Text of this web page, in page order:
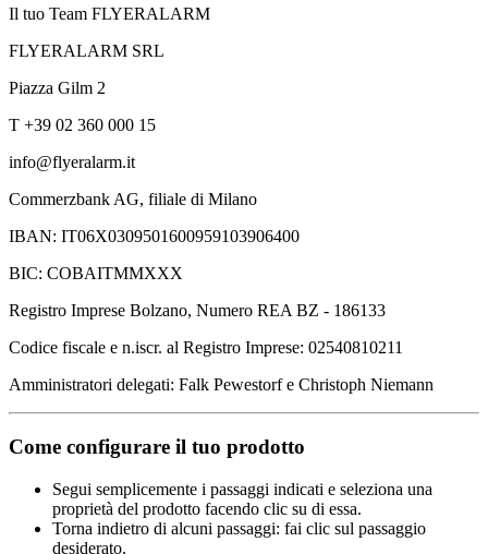
Il tuo Team FLYERALARM
FLYERALARM SRL
Piazza Gilm 2
T +39 02 360 000 15
info@flyeralarm.it
Commerzbank AG, filiale di Milano
IBAN: IT06X0309501600959103906400
BIC: COBAITMMXXX
Registro Imprese Bolzano, Numero REA BZ - 186133
Codice fiscale e n.iscr. al Registro Imprese: 02540810211
Amministratori delegati: Falk Pewestorf e Christoph Niemann
Come configurare il tuo prodotto
Segui semplicemente i passaggi indicati e seleziona una
proprietà del prodotto facendo clic su di essa.
Torna indietro di alcuni passaggi: fai clic sul passaggio
desiderato.